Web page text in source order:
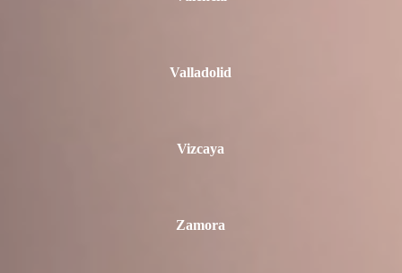
Valladolid
Vizcaya
Zamora